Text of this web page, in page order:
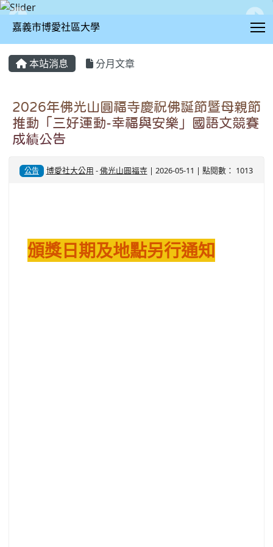
嘉義市博愛社區大學
本站消息 分月文章
2026年佛光山圓福寺慶祝佛誕節暨母親節
推動「三好運動-幸福與安樂」國語文競賽
成績公告
公告 博愛社大公用 -佛光山圓福寺| 2026-05-11 | 點閱數： 1013
頒獎日期及地點另行通知